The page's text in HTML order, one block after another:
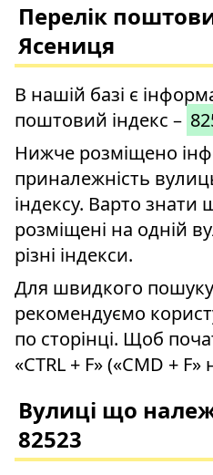
Перелік
Ясениця
В нашій базі є
поштовий індекс –
Нижче розміщено
приналежність
індексу. Варто знати
розміщені на одній
різні індекси.
Для швидкого пошуку
рекомендуємо
по сторінці. Щоб
«CTRL + F» («CMD + F»
Вулиці що
82523